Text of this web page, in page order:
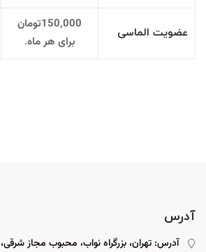
عضویت الماسی
150,000تومان
برای هر ماه.
آدرس
آدرس: تهران، بزرگراه نواب، محبوب مجاز